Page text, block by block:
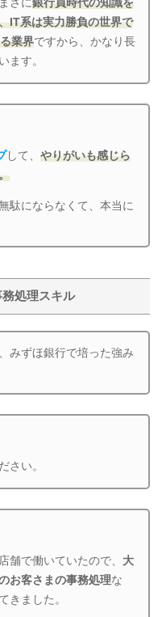
さに銀行員時代の知識を
IT系は実力勝負の世界で
業界ですから、かなり長
ます。
して、やりがいも感じら
駄にならなくて、本当に
処理スキル
みずほ銀行で培った強み
さい。
舗で働いていたので、 大
お客さまの事務処理な
きました。